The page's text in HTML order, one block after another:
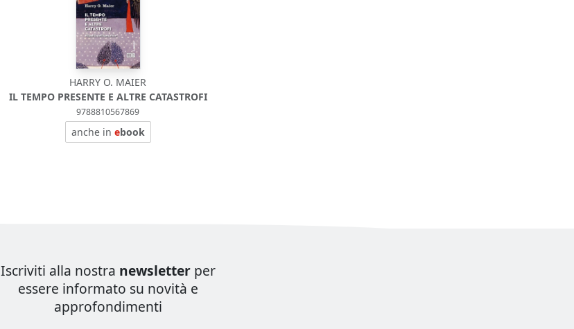
HARRY O. MAIER
IL TEMPO PRESENTE E ALTRE CATASTROFI
9788810567869
anche in ebook
Iscriviti alla nostra newsletter per
essere informato su novità e
approfondimenti